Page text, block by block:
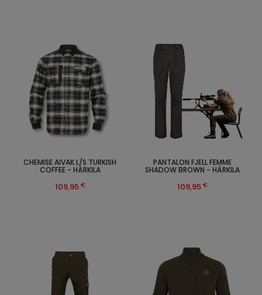
CHEMISE AIVAK L/S TURKISH
COFFEE - HÄRKILA
109,95 €
PANTALON FJELL FEMME
SHADOW BROWN - HÄRKILA
109,95 €